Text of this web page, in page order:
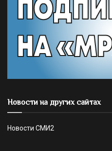
Новости на других сайтах
Новости СМИ2